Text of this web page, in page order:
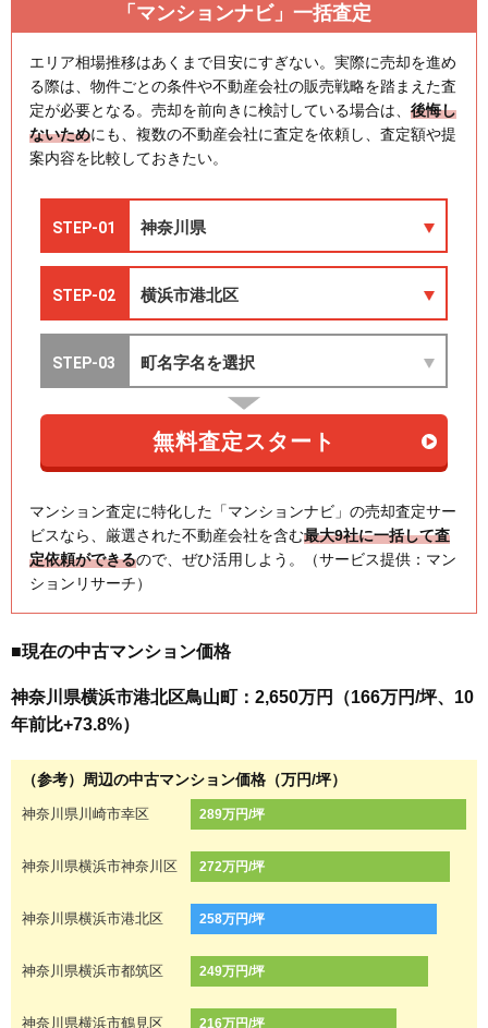
「マンションナビ」一括査定
エリア相場推移はあくまで目安にすぎない。実際に売却を進め
る際は、物件ごとの条件や不動産会社の販売戦略を踏まえた査
定が必要となる。売却を前向きに検討している場合は、 後悔し
ないためにも、複数の不動産会社に査定を依頼し、査定額や提
案内容を比較しておきたい。
マンション査定に特化した「マンションナビ」の売却査定サー
ビスなら、厳選された不動産会社を含む最大9社に一括して査
定依頼ができるので、ぜひ活用しよう。（サービス提供：マン
ションリサーチ）
■現在の中古マンション価格
神奈川県横浜市港北区鳥山町：2,650万円（166万円/坪、10
年前比+73.8%）
（参考）周辺の中古マンション価格（万円/坪）
神奈川県川崎市幸区 289万円/坪
神奈川県横浜市神奈川区 272万円/坪
神奈川県横浜市港北区 258万円/坪
神奈川県横浜市都筑区 249万円/坪
神奈川県横浜市鶴見区 216万円/坪